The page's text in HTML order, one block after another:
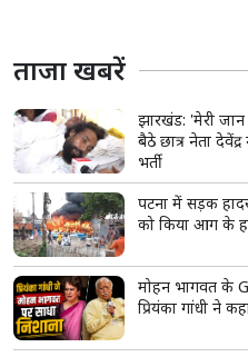
समय-समय पर UPI PIN बदलने
PIN भूलने पर डेबिट कार्ड और
सकता है।
ताजा खबरें